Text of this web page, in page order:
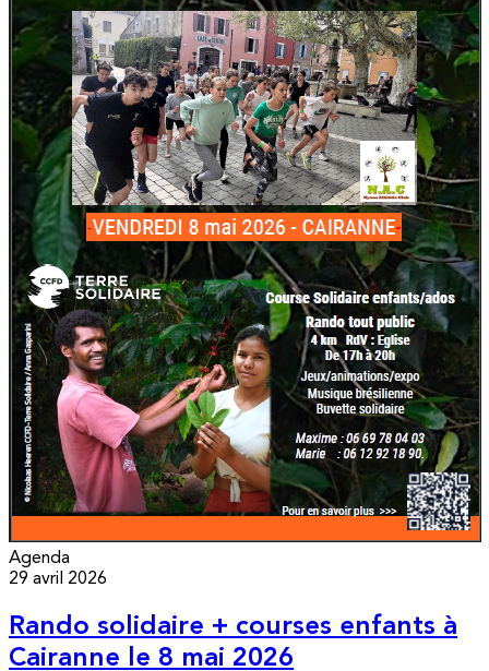
Agenda
29 avril 2026
Rando solidaire + courses enfants à
Cairanne le 8 mai 2026